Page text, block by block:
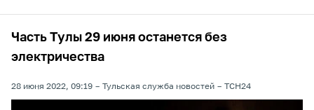
Часть Тулы 29 июня останется без
электричества
28 июня 2022, 09:19 Тульская служба новостей ТСН24